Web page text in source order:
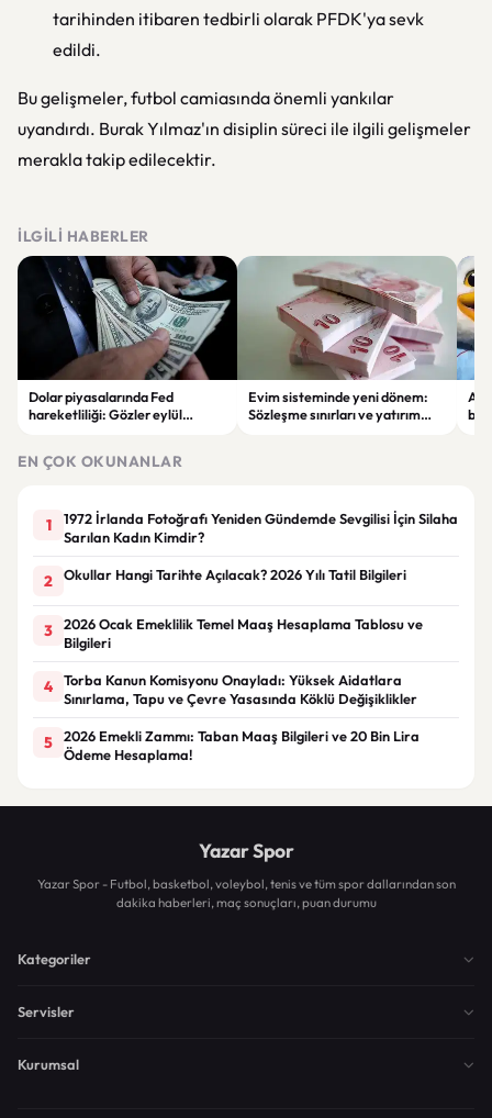
tarihinden itibaren tedbirli olarak PFDK'ya sevk
edildi.
Bu gelişmeler, futbol camiasında önemli yankılar
uyandırdı. Burak Yılmaz'ın disiplin süreci ile ilgili gelişmeler
merakla takip edilecektir.
İLGILI HABERLER
Dolar piyasalarında Fed
hareketliliği: Gözler eylül
Evim sisteminde yeni dönem:
Sözleşme sınırları ve yatırım
EN ÇOK OKUNANLAR
1
1972 İrlanda Fotoğrafı Yeniden Gündemde Sevgilisi İçin Silaha
Sarılan Kadın Kimdir?
2 Okullar Hangi Tarihte Açılacak? 2026 Yılı Tatil Bilgileri
3
2026 Ocak Emeklilik Temel Maaş Hesaplama Tablosu ve
Bilgileri
4
Torba Kanun Komisyonu Onayladı: Yüksek Aidatlara
Sınırlama, Tapu ve Çevre Yasasında Köklü Değişiklikler
5
2026 Emekli Zammı: Taban Maaş Bilgileri ve 20 Bin Lira
Ödeme Hesaplama!
Yazar Spor
Yazar Spor - Futbol, basketbol, voleybol, tenis ve tüm spor dallarından son
dakika haberleri, maç sonuçları, puan durumu
Kategoriler
Servisler
Kurumsal